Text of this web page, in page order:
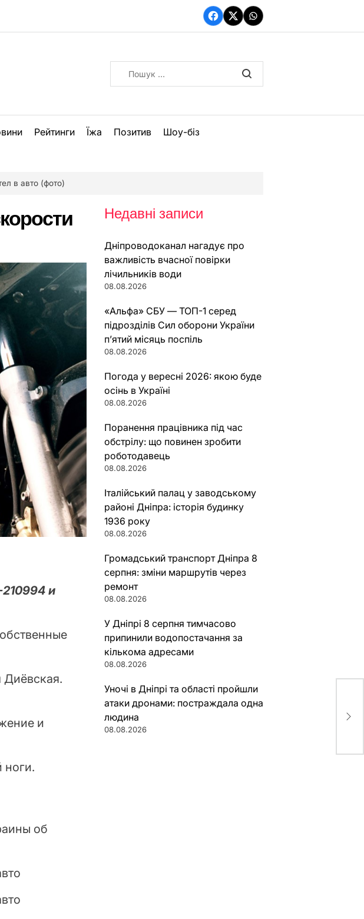
Facebook
TwitterWhatsApp
Рейтинги Їжа Позитив Шоу-біз
в авто (фото)
и
Диёвская.
и
ноги.
об
Недавні записи
Дніпроводоканал нагадує про
важливість вчасної повірки
лічильників води
08.08.2026
«Альфа» СБУ — ТОП-1 серед
підрозділів Сил оборони України
п’ятий місяць поспіль
08.08.2026
Погода у вересні 2026: якою буде
осінь в Україні
08.08.2026
Поранення працівника під час
обстрілу: що повинен зробити
роботодавець
08.08.2026
Італійський палац у заводському
районі Дніпра: історія будинку
1936 року
08.08.2026
Громадський транспорт Дніпра 8
серпня: зміни маршрутів через
ремонт
08.08.2026
У Дніпрі 8 серпня тимчасово
припинили водопостачання за
кількома адресами
08.08.2026
Уночі в Дніпрі та області пройшли
атаки дронами: постраждала одна
людина
08.08.2026